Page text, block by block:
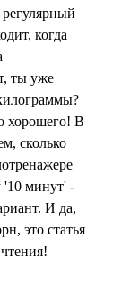
когда
ты уже
хорошего! В
сколько
'10 минут' -
И да,
это статья